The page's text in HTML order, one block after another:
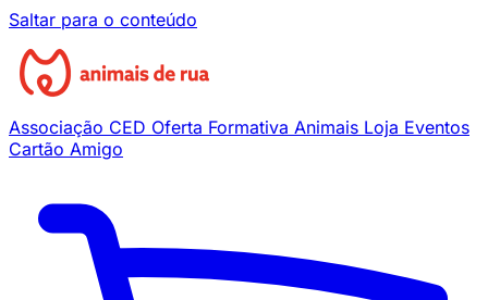
Saltar para o conteúdo
Associação CED Oferta Formativa Animais Loja Eventos
Cartão Amigo